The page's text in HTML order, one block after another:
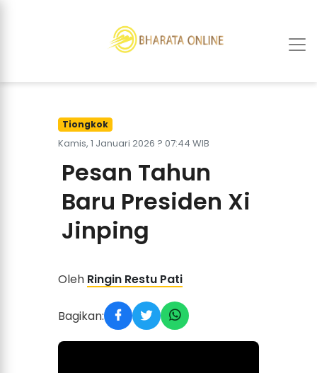
Tiongkok
Kamis, 1 Januari 2026 ? 07:44 WIB
Pesan Tahun
Baru Presiden Xi
Jinping
Oleh Ringin Restu Pati
Bagikan: